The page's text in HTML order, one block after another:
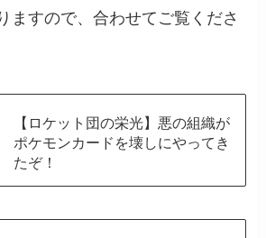
ますので、合わせてご覧くださ
【ロケット団の栄光】悪の組織が
ポケモンカードを壊しにやってき
たぞ！